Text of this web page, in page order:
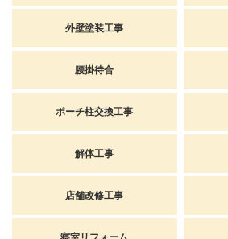
外壁塗装工事
腰掛待合
ポーチ柱交換工事
解体工事
店舗改修工事